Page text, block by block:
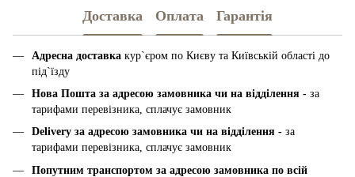
Доставка Оплата Гарантія
Адресна доставка кур`єром по Києву та Київській області до
під`їзду
Нова Пошта за адресою замовника чи на відділення - за
тарифами перевізника, сплачує замовник
Delivery за адресою замовника чи на відділення - за
тарифами перевізника, сплачує замовник
Попутним транспортом за адресою замовника по всій